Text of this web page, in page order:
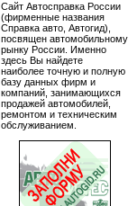
Сайт Автосправка России
(фирменные названия
Справка авто, Автогид),
посвящен автомобильному
рынку России. Именно
здесь Вы найдете
наиболее точную и полную
базу данных фирм и
компаний, занимающихся
продажей автомобилей,
ремонтом и техническим
обслуживанием.